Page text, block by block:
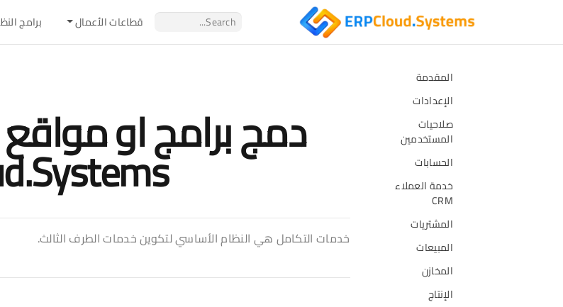
قطاعات اﻷعمال برامج
المقدمة
الإعدادات
صلاحيات
المستخدمين
الحسابات
خدمة العملاء
CRM
المشتريات
المبيعات
المخازن
الإنتاج
دمج برامج او
خدمات التكامل هي النظام الأساسي لتكوين خدمات الطرف الثالث.